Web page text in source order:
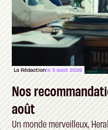
La Rédactionle 3 août 2026
Nos
août
Un monde merveilleux,